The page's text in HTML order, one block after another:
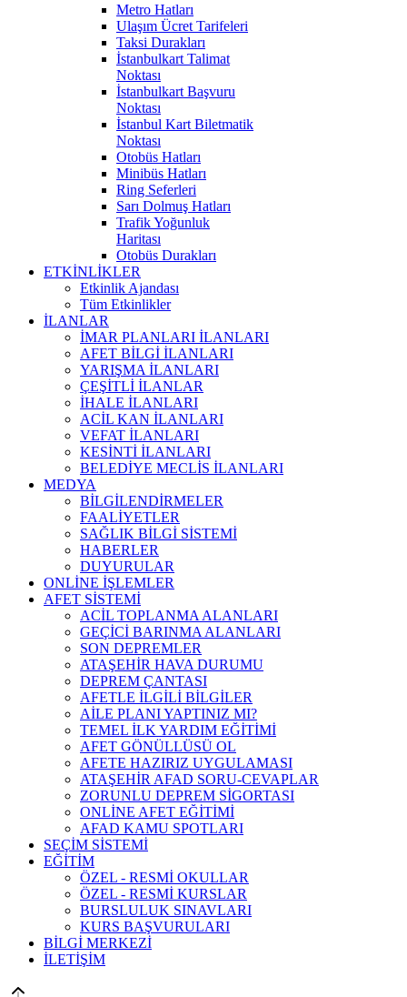
Metro Hatları
Ulaşım Ücret Tarifeleri
Taksi Durakları
İstanbulkart Talimat
Noktası
İstanbulkart Başvuru
Noktası
İstanbul Kart Biletmatik
Noktası
Otobüs Hatları
Minibüs Hatları
Ring Seferleri
Sarı Dolmuş Hatları
Trafik Yoğunluk
Haritası
Otobüs Durakları
ETKİNLİKLER
Etkinlik Ajandası
Tüm Etkinlikler
İLANLAR
İMAR PLANLARI İLANLARI
AFET BİLGİ İLANLARI
YARIŞMA İLANLARI
ÇEŞİTLİ İLANLAR
İHALE İLANLARI
ACİL KAN İLANLARI
VEFAT İLANLARI
KESİNTİ İLANLARI
BELEDİYE MECLİS İLANLARI
MEDYA
BİLGİLENDİRMELER
FAALİYETLER
SAĞLIK BİLGİ SİSTEMİ
HABERLER
DUYURULAR
ONLİNE İŞLEMLER
AFET SİSTEMİ
ACİL TOPLANMA ALANLARI
GEÇİCİ BARINMA ALANLARI
SON DEPREMLER
ATAŞEHİR HAVA DURUMU
DEPREM ÇANTASI
AFETLE İLGİLİ BİLGİLER
AİLE PLANI YAPTINIZ MI?
TEMEL İLK YARDIM EĞİTİMİ
AFET GÖNÜLLÜSÜ OL
AFETE HAZIRIZ UYGULAMASI
ATAŞEHİR AFAD SORU-CEVAPLAR
ZORUNLU DEPREM SİGORTASI
ONLİNE AFET EĞİTİMİ
AFAD KAMU SPOTLARI
SEÇİM SİSTEMİ
EĞİTİM
ÖZEL - RESMİ OKULLAR
ÖZEL - RESMİ KURSLAR
BURSLULUK SINAVLARI
KURS BAŞVURULARI
BİLGİ MERKEZİ
İLETİŞİM